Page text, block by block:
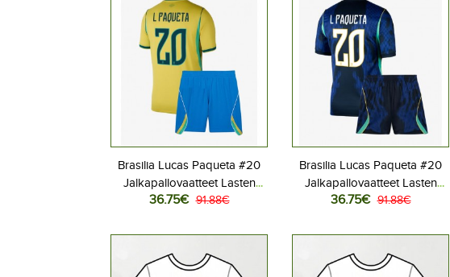
Brasilia Lucas Paqueta #20
Jalkapallovaatteet Lasten
Kotipeliasu MM-kisat 2026
housut)
36.75€ 91.88€
Brasilia Lucas Paqueta #20
Jalkapallovaatteet Lasten
Vieraspeliasu MM-kisat 2026
housut)
36.75€ 91.88€